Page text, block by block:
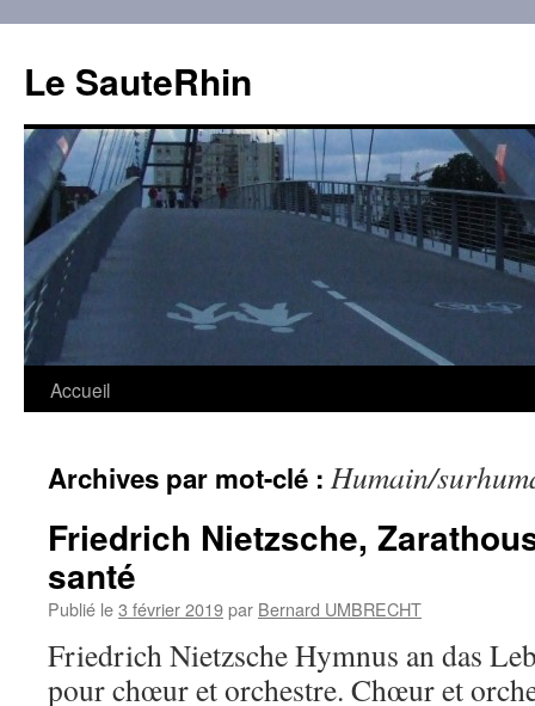
contenu
Le SauteRhin
Accueil
Archives par mot-clé : Humain/
Friedrich Nietzsche,
santé
Publié le3 février 2019par Bernard UMBRECHT
Friedrich Nietzsche Hymnus an das
pour chœur et orchestre. Chœur et